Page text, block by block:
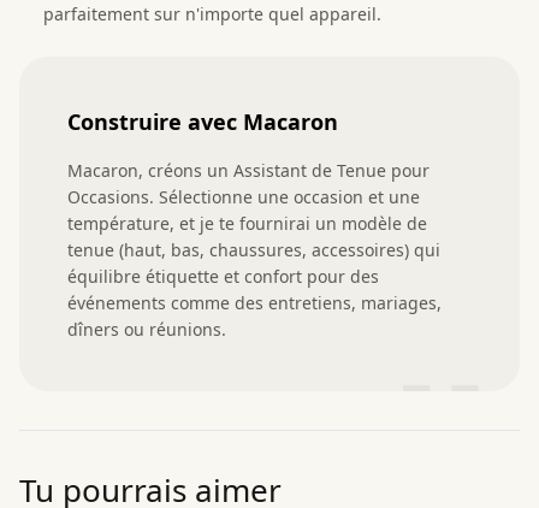
parfaitement sur n'importe quel appareil.
Construire avec Macaron
Macaron, créons un Assistant de Tenue pour
Occasions. Sélectionne une occasion et une
température, et je te fournirai un modèle de
tenue (haut, bas, chaussures, accessoires) qui
équilibre étiquette et confort pour des
événements comme des entretiens, mariages,
dîners ou réunions.
Tu pourrais aimer